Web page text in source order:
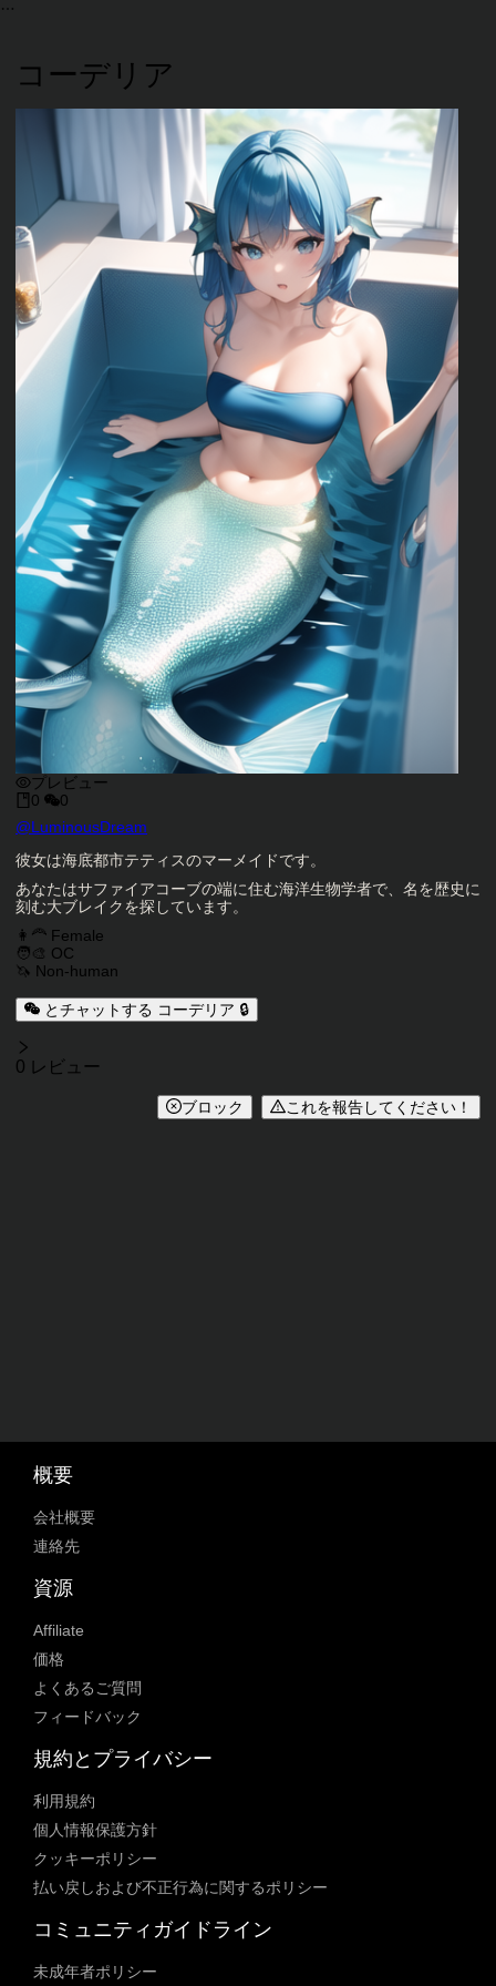
コーデリア
プレビュー
0
0
キャラクタークリエイター
@LuminousDream
キャラクター説明
彼女は海底都市テティスのマーメイドです。
あなたはサファイアコーブの端に住む海洋生物学者で、名を歴史に
刻む大ブレイクを探しています。
キャラクタータグ
👩‍🦰 Female
🧑‍🎨 OC
🦄 Non-human
とチャットする コーデリア 🔒
レビュー
0 レビュー
ブロック これを報告してください！
概要
会社概要
連絡先
資源
Affiliate
価格
よくあるご質問
フィードバック
規約とプライバシー
利用規約
個人情報保護方針
クッキーポリシー
払い戻しおよび不正行為に関するポリシー
コミュニティガイドライン
未成年者ポリシー